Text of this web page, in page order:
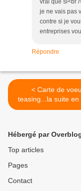
vrai que si<br
je ne vais pas
contre si je
entreprises
Répondre
< Carte de voeux
teasing...la suite en
d'Evry
Hébergé par
Top articles
Pages
Contact